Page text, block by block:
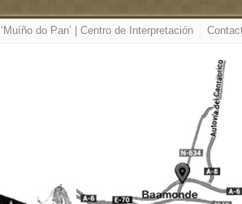
‘Muíño do Pan’ | Centro de Interpretación